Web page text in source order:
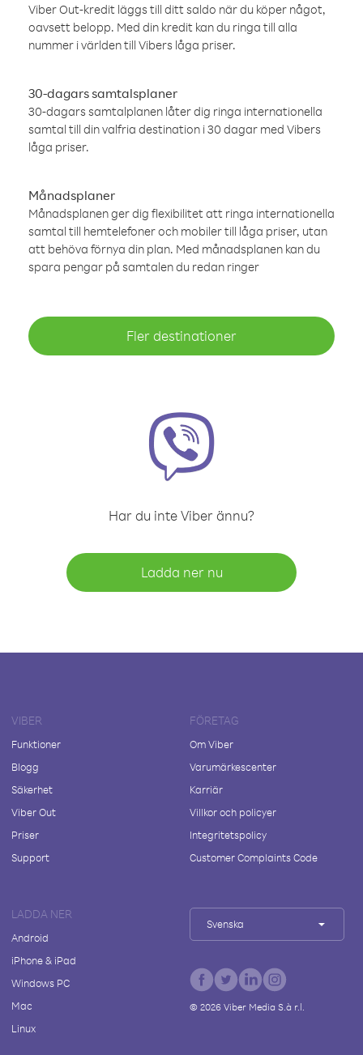
Viber Out-kredit läggs till ditt saldo när du köper något,
oavsett belopp. Med din kredit kan du ringa till alla
nummer i världen till Vibers låga priser.
30-dagars samtalsplaner
30-dagars samtalplanen låter dig ringa internationella
samtal till din valfria destination i 30 dagar med Vibers
låga priser.
Månadsplaner
Månadsplanen ger dig flexibilitet att ringa internationella
samtal till hemtelefoner och mobiler till låga priser, utan
att behöva förnya din plan. Med månadsplanen kan du
spara pengar på samtalen du redan ringer
Fler destinationer
Har du inte Viber ännu?
Ladda ner nu
VIBER
Funktioner
Blogg
Säkerhet
Viber Out
Priser
Support
FÖRETAG
Om Viber
Varumärkescenter
Karriär
Villkor och policyer
Integritetspolicy
Customer Complaints Code
LADDA NER
Android
iPhone & iPad
Windows PC
Mac
Linux
Svenska
© 2026Viber Media S.à r.l.